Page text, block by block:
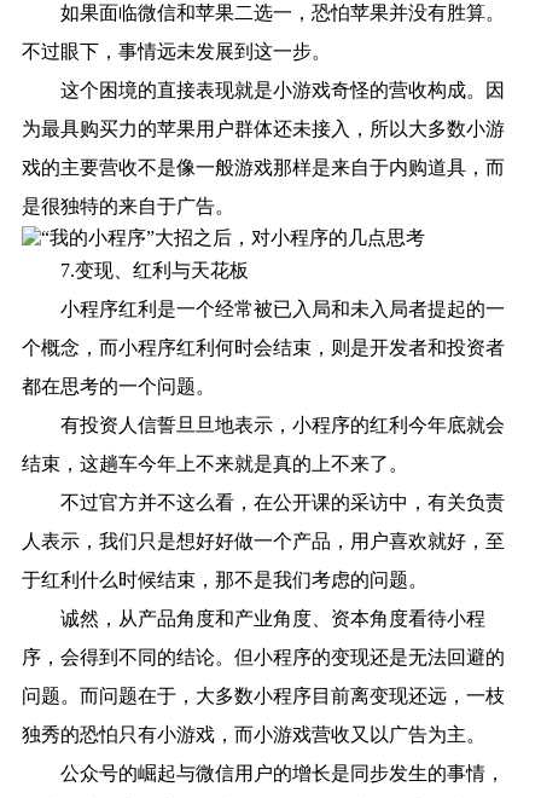
如果面临微信和苹果二选一，恐怕苹果并没有胜算。
不过眼下，事情远未发展到这一步。
这个困境的直接表现就是小游戏奇怪的营收构成。因
为最具购买力的苹果用户群体还未接入，所以大多数小游
戏的主要营收不是像一般游戏那样是来自于内购道具，而
是很独特的来自于广告。
7.变现、红利与天花板
小程序红利是一个经常被已入局和未入局者提起的一
个概念，而小程序红利何时会结束，则是开发者和投资者
都在思考的一个问题。
有投资人信誓旦旦地表示，小程序的红利今年底就会
结束，这趟车今年上不来就是真的上不来了。
不过官方并不这么看，在公开课的采访中，有关负责
人表示，我们只是想好好做一个产品，用户喜欢就好，至
于红利什么时候结束，那不是我们考虑的问题。
诚然，从产品角度和产业角度、资本角度看待小程
序，会得到不同的结论。但小程序的变现还是无法回避的
问题。而问题在于，大多数小程序目前离变现还远，一枝
独秀的恐怕只有小游戏，而小游戏营收又以广告为主。
公众号的崛起与微信用户的增长是同步发生的事情，